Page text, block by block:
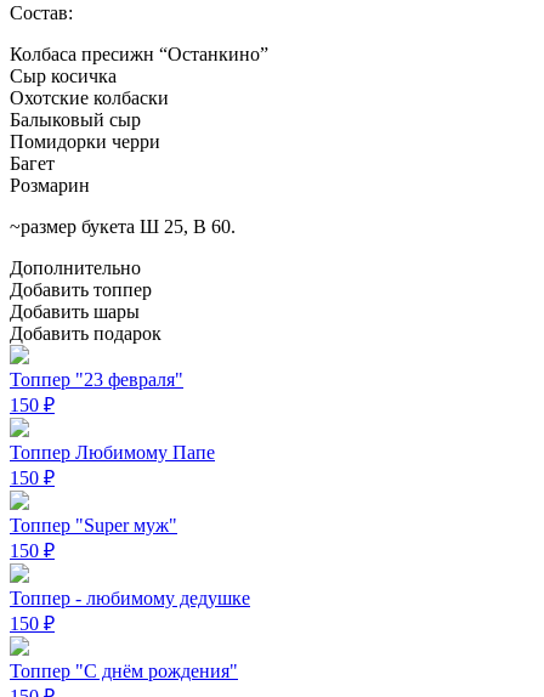
Состав:
Колбаса пресижн “Останкино”
Сыр косичка
Охотские колбаски
Балыковый сыр
Помидорки черри
Багет
Розмарин
~размер букета Ш 25, В 60.
Дополнительно
Добавить топпер
Добавить шары
Добавить подарок
Топпер "23 февраля"
150 ₽
Топпер Любимому Папе
150 ₽
Топпер "Super муж"
150 ₽
Топпер - любимому дедушке
150 ₽
Топпер "С днём рождения"